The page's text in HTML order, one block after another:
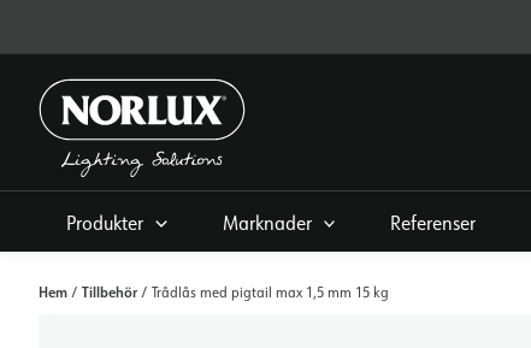
innehållet
Produkter Marknader Referenser
Hem / Tillbehör/ Trådlås med pigtail max 1,5 mm 15 kg